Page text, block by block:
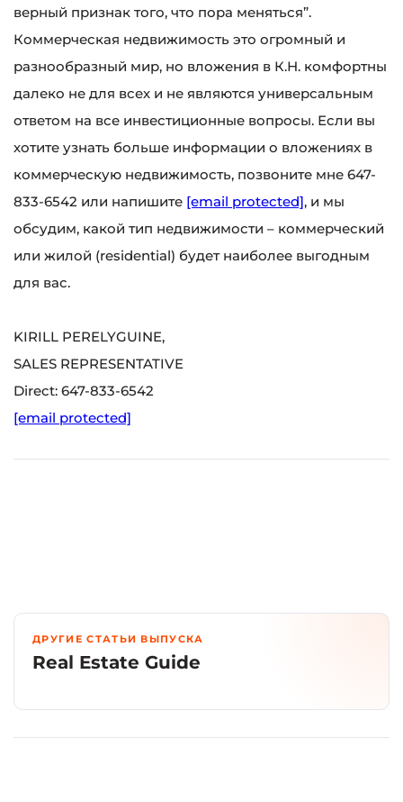
верный признак того, что пора меняться”.
Коммерческая недвижимость это огромный и
разнообразный мир, но вложения в К.Н. комфортны
далеко не для всех и не являются универсальным
ответом на все инвестиционные вопросы. Если вы
хотите узнать больше информации о вложениях в
коммерческую недвижимость, позвоните мне 647-
833-6542 или напишите [email protected], и мы
обсудим, какой тип недвижимости – коммерческий
или жилой (residential) будет наиболее выгодным
для вас.
KIRILL PERELYGUINE,
SALES REPRESENTATIVE
Direct: 647-833-6542
[email protected]
ДРУГИЕ СТАТЬИ ВЫПУСКА
Real Estate Guide